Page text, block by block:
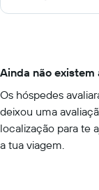
Ainda não
Os hóspedes
deixou uma
localização para te
a tua viagem.